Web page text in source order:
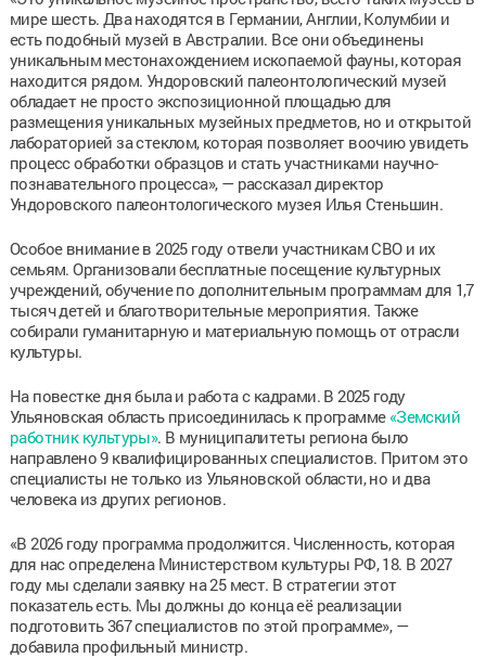
мире шесть. Два находятся в Германии, Англии, Колумбии и
есть подобный музей в Австралии. Все они объединены
уникальным местонахождением ископаемой фауны, которая
находится рядом. Ундоровский палеонтологический музей
обладает не просто экспозиционной площадью для
размещения уникальных музейных предметов, но и открытой
лабораторией за стеклом, которая позволяет воочию увидеть
процесс обработки образцов и стать участниками научно-
познавательного процесса», — рассказал директор
Ундоровского палеонтологического музея Илья Стеньшин.
Особое внимание в 2025 году отвели участникам СВО и их
семьям. Организовали бесплатные посещение культурных
учреждений, обучение по дополнительным программам для 1,7
тысяч детей и благотворительные мероприятия. Также
собирали гуманитарную и материальную помощь от отрасли
культуры.
На повестке дня была и работа с кадрами. В 2025 году
Ульяновская область присоединилась к программе «Земский
работник культуры». В муниципалитеты региона было
направлено 9 квалифицированных специалистов. Притом это
специалисты не только из Ульяновской области, но и два
человека из других регионов.
«В 2026 году программа продолжится. Численность, которая
для нас определена Министерством культуры РФ, 18. В 2027
году мы сделали заявку на 25 мест. В стратегии этот
показатель есть. Мы должны до конца её реализации
подготовить 367 специалистов по этой программе», —
добавила профильный министр.